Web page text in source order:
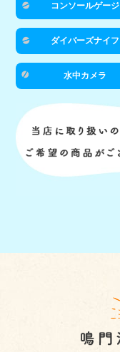
コンソールゲージ
ダイバーズナイフ
水中カメラ